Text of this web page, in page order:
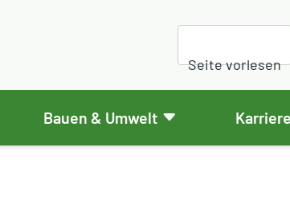
Seite vorlesen
Bauen & Umwelt Karriere